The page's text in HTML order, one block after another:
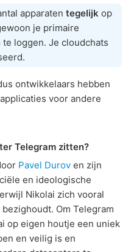
apparaten tegelijk op
je primaire
loggen. Je cloudchats
ontwikkelaars hebben
voor andere
Telegram zitten?
Pavel Durov en zijn
en ideologische
Nikolai zich vooral
Om Telegram
op eigen houtje een uniek
en veilig is en